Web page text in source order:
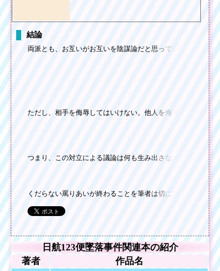
結論
両派と も、 お互いがお互いを陰謀論だと 思って
ただし 、相手を侮辱してはいけない。他人 を侮辱
つ ま り 、 この対立に よ る議論は何も生み出 さ な
くだらない罵り あいが終わるこ と を筆者は切に
日航123便墜落事件関連本の紹介
著者
作品名